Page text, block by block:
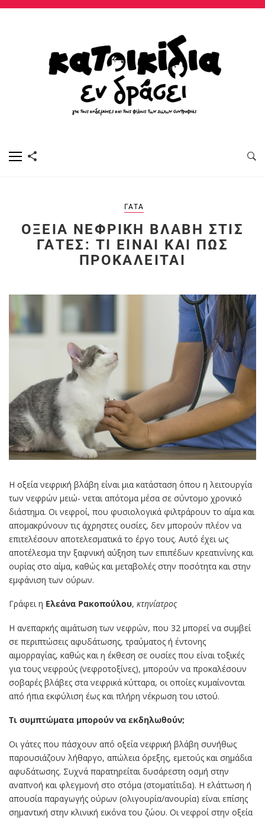
ΓΆΤΑ
ΟΞΕΊΑ ΝΕΦΡΙΚΉ ΒΛΆΒΗ ΣΤΙΣ
ΓΆΤΕΣ: ΤΙ ΕΊΝΑΙ ΚΑΙ ΠΏΣ
ΠΡΟΚΑΛΕΊΤΑΙ
Η οξεία νεφρική βλάβη είναι μια κατάσταση όπου η λειτουργία
των νεφρών μειώ- νεται απότομα μέσα σε σύντομο χρονικό
διάστημα. Οι νεφροί, που φυσιολογικά φιλτράρουν το αίμα και
απομακρύνουν τις άχρηστες ουσίες, δεν μπορούν πλέον να
επιτελέσουν αποτελεσματικά το έργο τους. Αυτό έχει ως
αποτέλεσμα την ξαφνική αύξηση των επιπέδων κρεατινίνης και
ουρίας στο αίμα, καθώς και μεταβολές στην ποσότητα και στην
εμφάνιση των ούρων.
Γράφει η Ελεάνα Ρακοπούλου, κτηνίατρος
Η ανεπαρκής αιμάτωση των νεφρών, που 32 μπορεί να συμβεί
σε περιπτώσεις αφυδάτωσης, τραύματος ή έντονης
αιμορραγίας, καθώς και η έκθεση σε ουσίες που είναι τοξικές
για τους νεφρούς (νεφροτοξίνες), μπορούν να προκαλέσουν
σοβαρές βλάβες στα νεφρικά κύτταρα, οι οποίες κυμαίνονται
από ήπια εκφύλιση έως και πλήρη νέκρωση του ιστού.
Τι συμπτώματα μπορούν να εκδηλωθούν;
Οι γάτες που πάσχουν από οξεία νεφρική βλάβη συνήθως
παρουσιάζουν λήθαργο, απώλεια όρεξης, εμετούς και σημάδια
αφυδάτωσης. Συχνά παρατηρείται δυσάρεστη οσμή στην
αναπνοή και φλεγμονή στο στόμα (στοματίτιδα). Η ελάττωση ή
απουσία παραγωγής ούρων (ολιγουρία/ανουρία) είναι επίσης
σημαντική στην κλινική εικόνα του ζώου. Οι νεφροί στην οξεία